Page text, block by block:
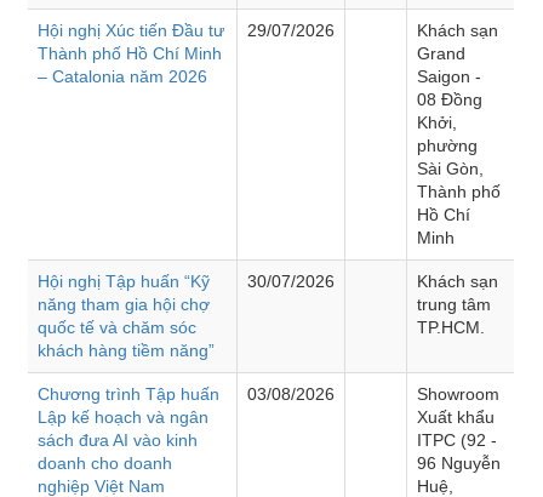
Hội nghị Xúc tiến Đầu tư
Thành phố Hồ Chí Minh
– Catalonia năm 2026
29/07/2026
Khách sạn
Grand
Saigon -
08 Đồng
Khởi,
phường
Sài Gòn,
Thành phố
Hồ Chí
Minh
Hội nghị Tập huấn “Kỹ
năng tham gia hội chợ
quốc tế và chăm sóc
khách hàng tiềm năng”
30/07/2026
Khách sạn
trung tâm
TP.HCM.
Chương trình Tập huấn
Lập kế hoạch và ngân
sách đưa AI vào kinh
doanh cho doanh
nghiệp Việt Nam
03/08/2026
Showroom
Xuất khẩu
ITPC (92 -
96 Nguyễn
Huệ,